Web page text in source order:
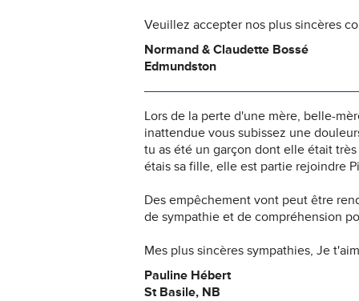
Veuillez accepter nos plus sincères
Normand & Claudette Bossé
Edmundston
Lors de la perte d'une mère, belle-
inattendue vous subissez une
tu as été un garçon dont elle était
étais sa fille, elle est partie rejoindre
Des empêchement vont peut être
de sympathie et de compréhension
Mes plus sincères sympathies, Je
Pauline Hébert
St Basile, NB